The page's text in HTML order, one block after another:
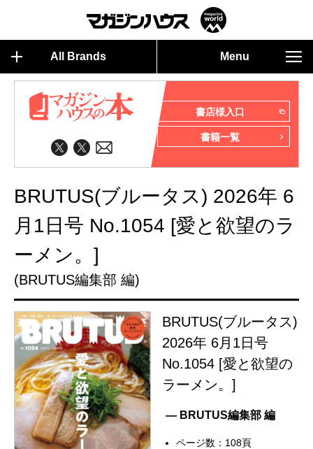
All Brands Menu
書店様入口
書籍一覧
BRUTUS(ブルータス) 2026年 6
月1日号 No.1054 [愛と欲望のラ
ーメン。]
(BRUTUS編集部 編)
BRUTUS(ブルータス)
2026年 6月1日号
No.1054 [愛と欲望の
ラーメン。]
— BRUTUS編集部 編
ページ数：108頁